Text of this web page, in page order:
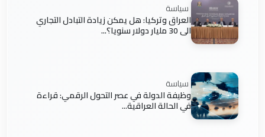
سياسة
العراق وتركيا: هل يمكن زيادة التبادل التجاري
الى 30 مليار دولار سنويا؟...
سياسة
وظيفة الدولة في عصر التحول الرقمي: قراءة
في الحالة العراقية...